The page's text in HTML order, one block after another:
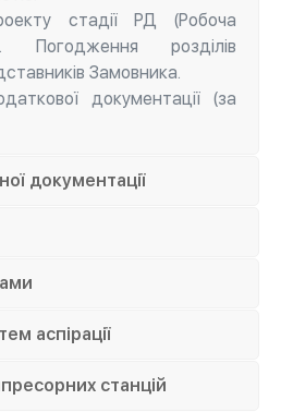
стадії РД (Робоча
Погодження розділів
Замовника.
документації (за
документації
аспірації
станцій